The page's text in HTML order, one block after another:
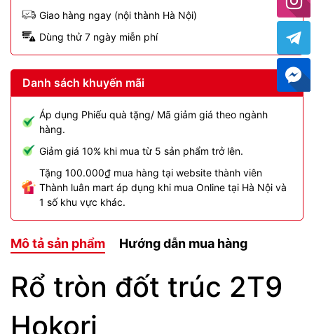
Giao hàng ngay (nội thành Hà Nội)
Dùng thử 7 ngày miễn phí
Danh sách khuyến mãi
Áp dụng Phiếu quà tặng/ Mã giảm giá theo ngành
hàng.
Giảm giá 10% khi mua từ 5 sản phẩm trở lên.
Tặng 100.000₫ mua hàng tại website thành viên
Thành luân mart áp dụng khi mua Online tại Hà Nội và
1 số khu vực khác.
Mô tả sản phẩm Hướng dẫn mua hàng
Rổ tròn đốt trúc 2T9
Hokori